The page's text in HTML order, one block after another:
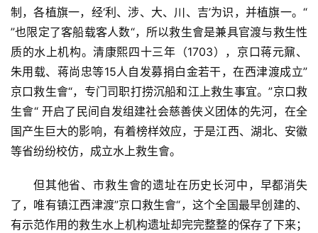
制，各植旗一，经‘利、涉、大、川、吉’为识，并植旗一。“
”也限定了客船载客人数“，所以救生會是兼具官渡与救生性
质的水上机构。清康熙四十三年（1703），京口蒋元鼐、
朱用载、蒋尚忠等15人自发募捐白金若干，在西津渡成立”
京口救生會“，专门司职打捞沉船和江上救生事宜。”京口救
生會“ 开启了民间自发组建社会慈善侠义团体的先河，在全
国产生巨大的影响，有着榜样效应，于是江西、湖北、安徽
等省纷纷校仿，成立水上救生會。
但其他省、市救生會的遗址在历史长河中，早都消失
了，唯有镇江西津渡”京口救生會“，这个全国最早创建的、
有示范作用的救生水上机构遗址却完完整整的保存了下来；